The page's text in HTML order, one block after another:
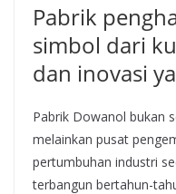
Pabrik
simbol dari
dan inovasi
Pabrik Dowanol bukan
melainkan pusat
pertumbuhan industri
terbangun bertahun-